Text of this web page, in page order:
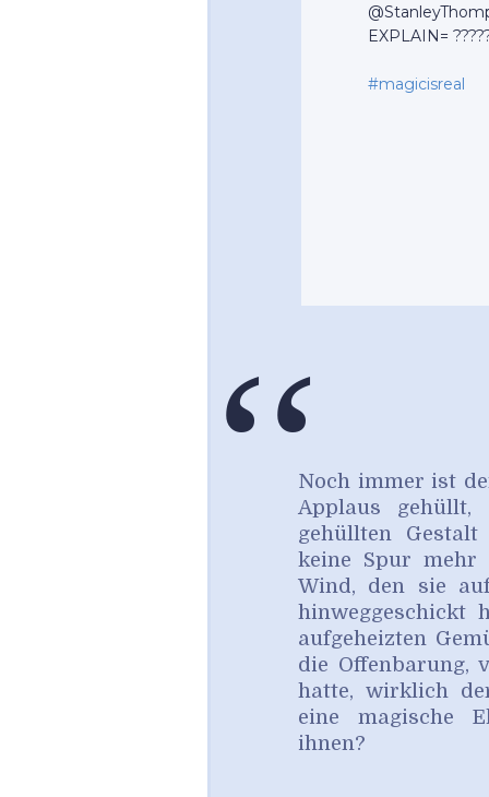
EXPLAIN=
#magicisreal
‘‘Noch immer ist
Applaus
gehüllten
keine Spur
Wind, den sie
hinweggeschickt
aufgeheizten
die Offenbarung,
hatte, wirklich
eine magische
ihnen?